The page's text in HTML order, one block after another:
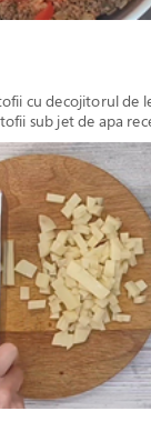
cu decojitorul de
sub jet de apa